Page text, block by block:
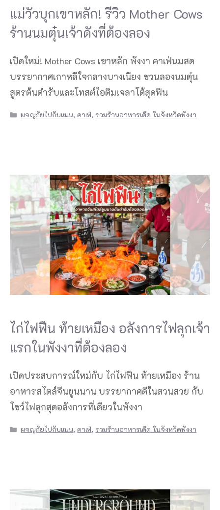
แม่วัวบุกเขาหลัก! รีวิว Mother Cows
ร้านนมตุ๋นเจ้าดังที่ต้องลอง
เปิดใหม่! Mother Cows เขาหลัก พังงา คาเฟ่นมสด
บรรยากาศเกาหลีใจกลางบางเนียง ชวนลองนมตุ๋น
สูตรต้นตำรับและโทสต์ไอติมเจลาโต้สุดฟิน
Categories
ผจญภัยไปกับแนน,คาเฟ่, รวมร้านอาหารเด็ด ในจังหวัดพังงา
ไก่ไฟฟืน ท้ายเหมือง อลังการไฟลุกเจ้า
แรกในพังงาที่ต้องลอง
เปิดประสบการณ์ใหม่กับ ไก่ไฟฟืน ท้ายเหมือง ร้าน
อาหารสไตล์จีนยูนนาน บรรยากาศดีในสวนสวย กับ
โชว์ไฟลุกสุดอลังการที่เดียวในพังงา
Categories
ผจญภัยไปกับแนน,คาเฟ่, รวมร้านอาหารเด็ด ในจังหวัดพังงา